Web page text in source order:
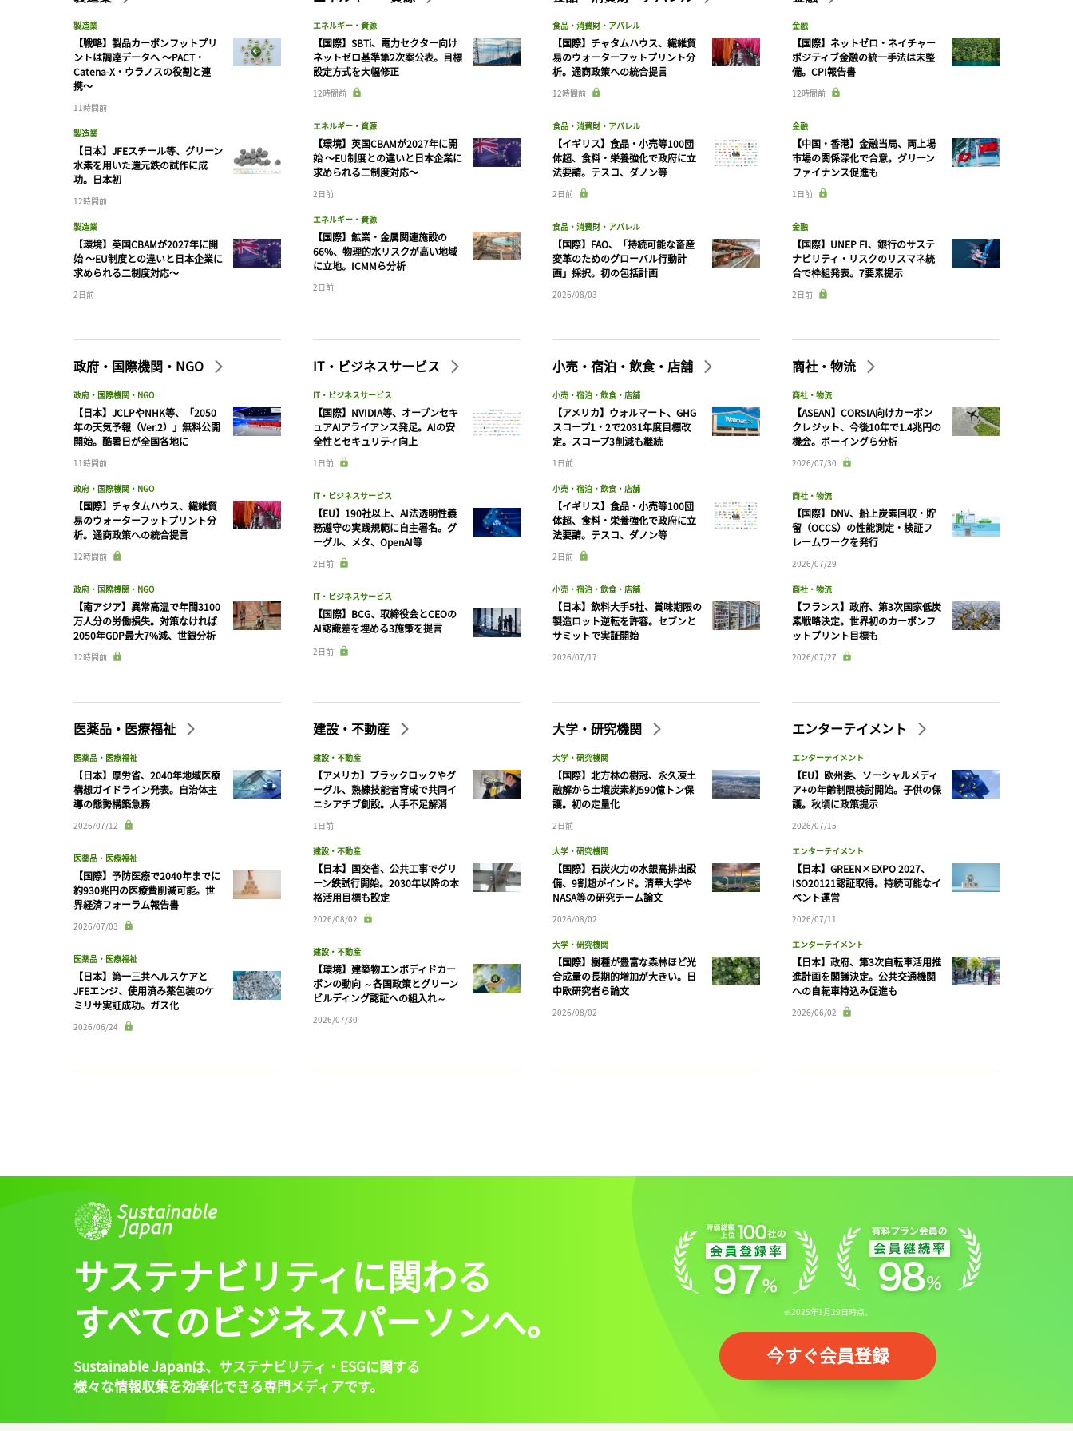
製造業
【戦略】製品カーボンフットプリ
ントは調達データへ 〜PACT・
Catena-X・ウラノスの役割と連
携〜
11時間前
製造業
【日本】JFEスチール等、グリーン
水素を用いた還元鉄の試作に成
功。日本初
12時間前
製造業
【環境】英国CBAMが2027年に開
始 〜EU制度との違いと日本企業に
求められる二制度対応〜
2日前
エネルギー・資源
【国際】SBTi、電力セクター向け
ネットゼロ基準第2次案公表。目標
設定方式を大幅修正
12時間前
エネルギー・資源
【環境】英国CBAMが2027年に開
始 〜EU制度との違いと日本企業に
求められる二制度対応〜
2日前
エネルギー・資源
【国際】鉱業・金属関連施設の
66%、物理的水リスクが高い地域
に立地。ICMMら分析
2日前
食品・消費財・アパレル
【国際】チャタムハウス、繊維貿
易のウォーターフットプリント分
析。通商政策への統合提言
12時間前
食品・消費財・アパレル
【イギリス】食品・小売等100団
体超、食料・栄養強化で政府に立
法要請。テスコ、ダノン等
2日前
食品・消費財・アパレル
【国際】FAO、「持続可能な畜産
変革のためのグローバル行動計
画」採択。初の包括計画
2026/08/03
金融
【国際】ネットゼロ・ネイチャー
ポジティブ金融の統一手法は未整
備。CPI報告書
12時間前
金融
【中国・香港】金融当局、両上場
市場の関係深化で合意。グリーン
ファイナンス促進も
1日前
金融
【国際】UNEP FI、銀行のサステ
ナビリティ・リスクのリスマネ統
合で枠組発表。7要素提示
2日前
政府・国際機関・NGO
政府・国際機関・NGO
【日本】JCLPやNHK等、「2050
年の天気予報（Ver.2）」無料公開
開始。酷暑日が全国各地に
11時間前
政府・国際機関・NGO
【国際】チャタムハウス、繊維貿
易のウォーターフットプリント分
析。通商政策への統合提言
12時間前
政府・国際機関・NGO
【南アジア】異常高温で年間3100
万人分の労働損失。対策なければ
2050年GDP最大7%減、世銀分析
12時間前
IT・ビジネスサービス
IT・ビジネスサービス
【国際】NVIDIA等、オープンセキ
ュアAIアライアンス発足。AIの安
全性とセキュリティ向上
1日前
IT・ビジネスサービス
【EU】190社以上、AI法透明性義
務遵守の実践規範に自主署名。グ
ーグル、メタ、OpenAI等
2日前
IT・ビジネスサービス
【国際】BCG、取締役会とCEOの
AI認識差を埋める3施策を提言
2日前
小売・宿泊・飲食・店舗
小売・宿泊・飲食・店舗
【アメリカ】ウォルマート、GHG
スコープ1・2で2031年度目標改
定。スコープ3削減も継続
1日前
小売・宿泊・飲食・店舗
【イギリス】食品・小売等100団
体超、食料・栄養強化で政府に立
法要請。テスコ、ダノン等
2日前
小売・宿泊・飲食・店舗
【日本】飲料大手5社、賞味期限の
製造ロット逆転を許容。セブンと
サミットで実証開始
2026/07/17
商社・物流
商社・物流
【ASEAN】CORSIA向けカーボン
クレジット、今後10年で1.4兆円の
機会。ボーイングら分析
2026/07/30
商社・物流
【国際】DNV、船上炭素回収・貯
留（OCCS）の性能測定・検証フ
レームワークを発行
2026/07/29
商社・物流
【フランス】政府、第3次国家低炭
素戦略決定。世界初のカーボンフ
ットプリント目標も
2026/07/27
医薬品・医療福祉
医薬品・医療福祉
【日本】厚労省、2040年地域医療
構想ガイドライン発表。自治体主
導の態勢構築急務
2026/07/12
医薬品・医療福祉
【国際】予防医療で2040年までに
約930兆円の医療費削減可能。世
界経済フォーラム報告書
2026/07/03
医薬品・医療福祉
【日本】第一三共ヘルスケアと
JFEエンジ、使用済み薬包装のケ
ミリサ実証成功。ガス化
2026/06/24
建設・不動産
建設・不動産
【アメリカ】ブラックロックやグ
ーグル、熟練技能者育成で共同イ
ニシアチブ創設。人手不足解消
1日前
建設・不動産
【日本】国交省、公共工事でグリ
ーン鉄試行開始。2030年以降の本
格活用目標も設定
2026/08/02
建設・不動産
【環境】建築物エンボディドカー
ボンの動向 ～各国政策とグリーン
ビルディング認証への組入れ～
2026/07/30
大学・研究機関
大学・研究機関
【国際】北方林の樹冠、永久凍土
融解から土壌炭素約590億トン保
護。初の定量化
2日前
大学・研究機関
【国際】石炭火力の水銀高排出設
備、9割超がインド。清華大学や
NASA等の研究チーム論文
2026/08/02
大学・研究機関
【国際】樹種が豊富な森林ほど光
合成量の長期的増加が大きい。日
中欧研究者ら論文
2026/08/02
エンターテイメント
エンターテイメント
【EU】欧州委、ソーシャルメディ
ア+の年齢制限検討開始。子供の保
護。秋頃に政策提示
2026/07/15
エンターテイメント
【日本】GREEN×EXPO 2027、
ISO20121認証取得。持続可能なイ
ベント運営
2026/07/11
エンターテイメント
【日本】政府、第3次自転車活用推
進計画を閣議決定。公共交通機関
への自転車持込み促進も
2026/06/02
記事をお気に入りに保存するには
ログイン 会員登録
サステナビリティに関わる
すべてのビジネスパーソンへ。
Sustainable Japanは、 サステナビリティ・ESGに関する
様々な情報収集を効率化できる専門メディアです。
※2025年1月29日時点。
今すぐ会員登録